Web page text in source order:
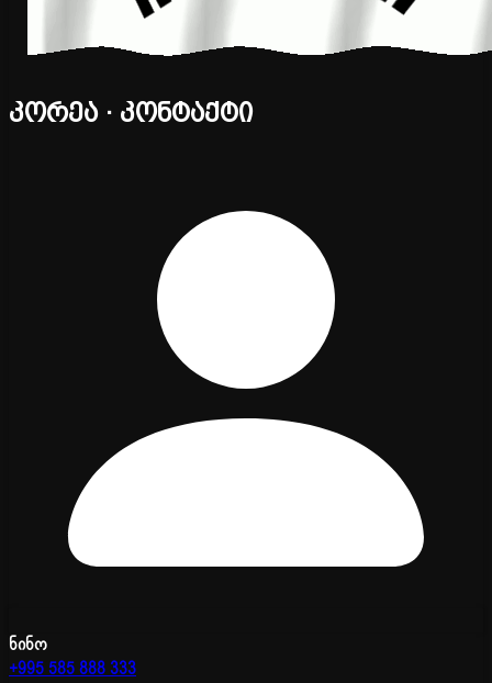
კორეა · კონტაქტი
ნინო
+995 585 888 333